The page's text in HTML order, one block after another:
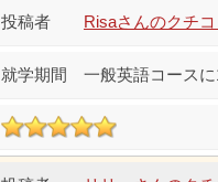
Risaさんのクチ
一般英語コース